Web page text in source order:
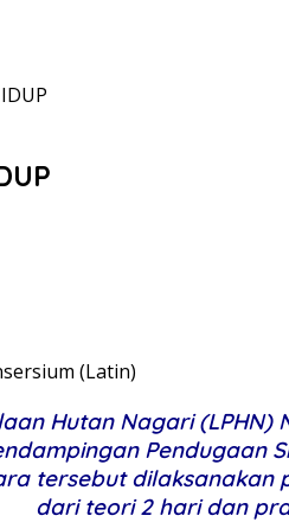
(Latin)
Hutan Nagari
Pendugaan
tersebut
dari teori 2 hari dan